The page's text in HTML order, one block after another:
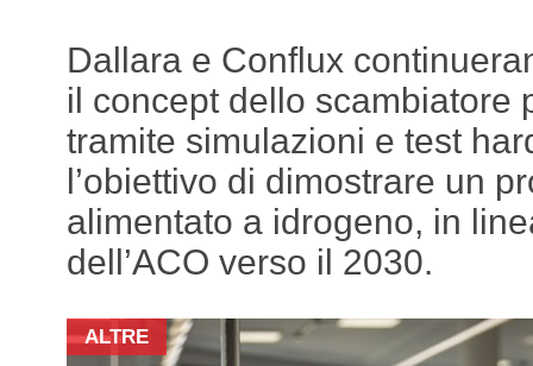
Dallara e Conflux
il concept dello scambiatore
tramite simulazioni e test
l’obiettivo di dimostrare un
alimentato a idrogeno, in
dell’ACO verso il 2030.
ALTRE